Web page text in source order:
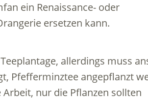
ein Renaissance- oder
ersetzen kann.
allerdings muss
Pfefferminztee angepflanzt
nur die Pflanzen sollten